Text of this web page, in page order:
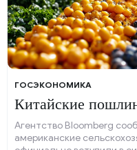
ГОСЭКОНОМИКА
Китайские
Агентство Bloomberg
американские